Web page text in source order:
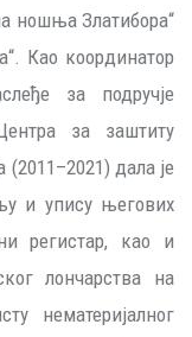
ношња Златибора“
Као координатор
за подручје
за заштиту
(2011–2021) дала је
и упису његових
регистар, као и
лончарства на
нематеријалног